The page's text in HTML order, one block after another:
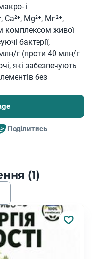
і
Mg²⁺, Mn²⁺,
комплексом живої
бактерії,
г (проти 40 млн/г
які забезпечують
без
Поділитись
(1)